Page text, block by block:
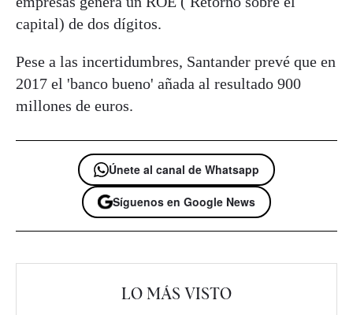
capital) de dos dígitos.
Pese a las incertidumbres, Santander prevé que en
2017 el 'banco bueno' añada al resultado 900
millones de euros.
Únete al canal de Whatsapp
Síguenos en Google News
LO MÁS VISTO